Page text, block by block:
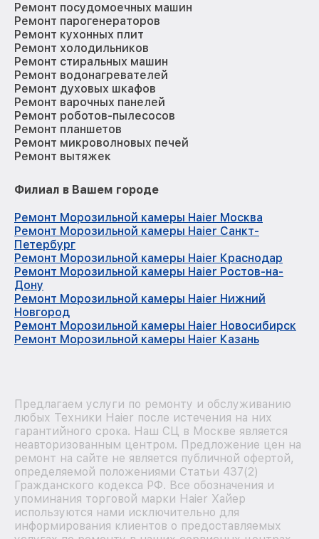
Ремонт посудомоечных машин
Ремонт парогенераторов
Ремонт кухонных плит
Ремонт холодильников
Ремонт стиральных машин
Ремонт водонагревателей
Ремонт духовых шкафов
Ремонт варочных панелей
Ремонт роботов-пылесосов
Ремонт планшетов
Ремонт микроволновых печей
Ремонт вытяжек
Филиал в Вашем городе
Ремонт Морозильной камеры Haier Москва
Ремонт Морозильной камеры Haier Санкт-
Петербург
Ремонт Морозильной камеры Haier Краснодар
Ремонт Морозильной камеры Haier Ростов-на-
Дону
Ремонт Морозильной камеры Haier Нижний
Новгород
Ремонт Морозильной камеры Haier Новосибирск
Ремонт Морозильной камеры Haier Казань
Предлагаем услуги по ремонту и обслуживанию
любых Техники Haier после истечения на них
гарантийного срока. Наш СЦ в Москве является
неавторизованным центром. Предложение цен на
ремонт на сайте не является публичной офертой,
определяемой положениями Статьи 437(2)
Гражданского кодекса РФ. Все обозначения и
упоминания торговой марки Haier Хайер
используются нами исключительно для
информирования клиентов о предоставляемых